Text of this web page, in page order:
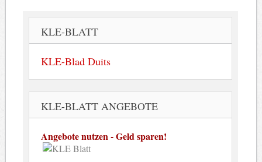
KLE-BLATT
KLE-Blad Duits
KLE-BLATT ANGEBOTE
Angebote nutzen - Geld sparen!